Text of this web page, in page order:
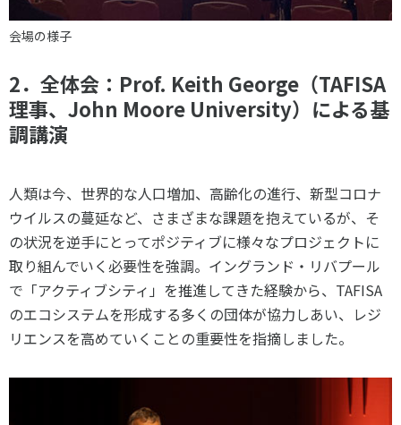
会場の様子
2．全体会： Prof. Keith George （TAFISA
理事、 John Moore University）による基
調講演
人類は今、世界的な人口増加、高齢化の進行、新型コロナ
ウイルスの蔓延など、さまざまな課題を抱えているが、そ
の状況を逆手にとってポジティブに様々なプロジェクトに
取り組んでいく必要性を強調。イングランド・リバプール
で「アクティブシティ」を推進してきた経験から、TAFISA
のエコシステムを形成する多くの団体が協力しあい、レジ
リエンスを高めていくことの重要性を指摘しました。